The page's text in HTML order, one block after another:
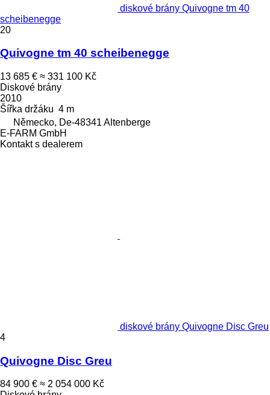
diskové brány Quivogne tm 40
scheibenegge
20
Quivogne tm 40 scheibenegge
13 685 € ≈ 331 100 Kč
Diskové brány
2010
Šířka držáku 4 m
Německo, De-48341 Altenberge
E-FARM GmbH
Kontakt s dealerem
diskové brány Quivogne Disc Greu
4
Quivogne Disc Greu
84 900 € ≈ 2 054 000 Kč